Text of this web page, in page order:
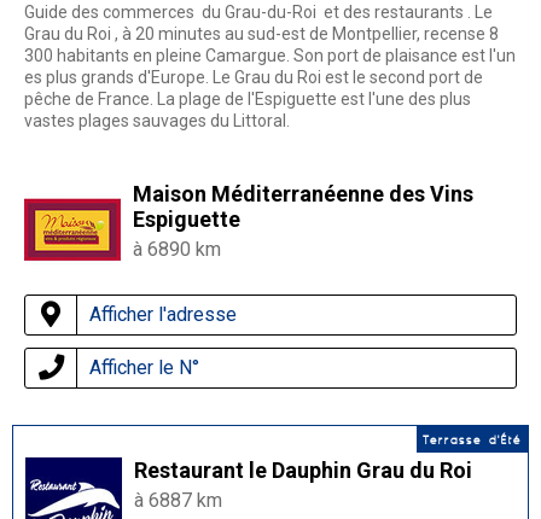
Guide des commerces du Grau-du-Roi et des restaurants . Le
Grau du Roi , à 20 minutes au sud-est de Montpellier, recense 8
300 habitants en pleine Camargue. Son port de plaisance est l'un
es plus grands d'Europe. Le Grau du Roi est le second port de
pêche de France. La plage de l'Espiguette est l'une des plus
vastes plages sauvages du Littoral.
Maison Méditerranéenne des Vins
Espiguette
à 6890 km
Afficher l'adresse
Afficher le N°
Terrasse d'Été
Restaurant le Dauphin Grau du Roi
à 6887 km